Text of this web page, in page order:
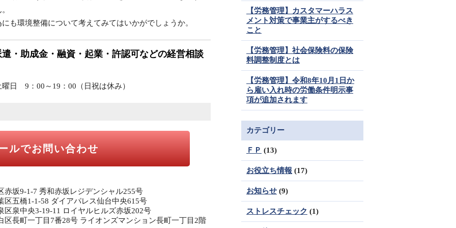
も環境整備について考えてみてはいかがでしょうか。
・助成金・融資・起業・許認可などの経営相談
9：00～19：00（日祝は休み）
ルでお問い合わせ
赤坂9-1-7 秀和赤坂レジデンシャル255号
五橋1-1-58 ダイアパレス仙台中央615号
泉中央3-19-11 ロイヤルヒルズ赤坂202号
区長町一丁目7番28号 ライオンズマンション長町一丁目2階
【労務管理】カスタマーハラス
メント対策で事業主がするべき
こと
【労務管理】社会保険料の保険
料調整制度とは
【労務管理】令和8年10月1日か
ら雇い入れ時の労働条件明示事
項が追加されます
カテゴリー
ＦＰ (13)
お役立ち情報 (17)
お知らせ (9)
ストレスチェック (1)